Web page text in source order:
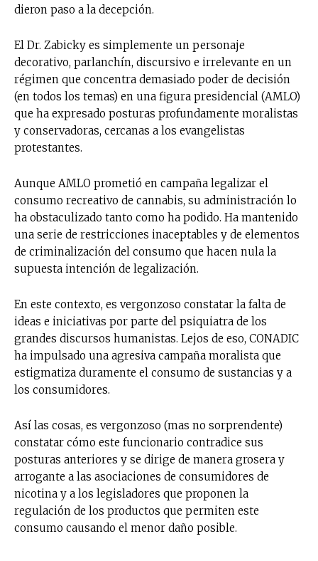
dieron paso a la decepción.
El Dr. Zabicky es simplemente un personaje
decorativo, parlanchín, discursivo e irrelevante en un
régimen que concentra demasiado poder de decisión
(en todos los temas) en una figura presidencial (AMLO)
que ha expresado posturas profundamente moralistas
y conservadoras, cercanas a los evangelistas
protestantes.
Aunque AMLO prometió en campaña legalizar el
consumo recreativo de cannabis, su administración lo
ha obstaculizado tanto como ha podido. Ha mantenido
una serie de restricciones inaceptables y de elementos
de criminalización del consumo que hacen nula la
supuesta intención de legalización.
En este contexto, es vergonzoso constatar la falta de
ideas e iniciativas por parte del psiquiatra de los
grandes discursos humanistas. Lejos de eso, CONADIC
ha impulsado una agresiva campaña moralista que
estigmatiza duramente el consumo de sustancias y a
los consumidores.
Así las cosas, es vergonzoso (mas no sorprendente)
constatar cómo este funcionario contradice sus
posturas anteriores y se dirige de manera grosera y
arrogante a las asociaciones de consumidores de
nicotina y a los legisladores que proponen la
regulación de los productos que permiten este
consumo causando el menor daño posible.